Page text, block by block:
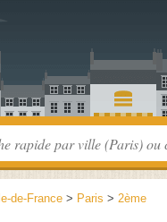
Île-de-France > Paris > 2ème